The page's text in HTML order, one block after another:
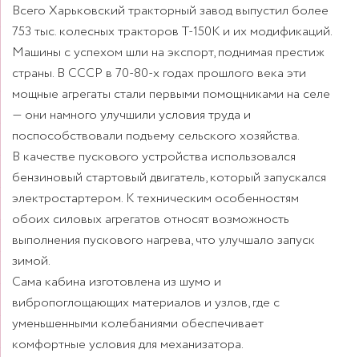
Всего Харьковский тракторный завод выпустил более
753 тыс. колесных тракторов Т-150К и их модификаций.
Машины с успехом шли на экспорт, поднимая престиж
страны. В СССР в 70-80-х годах прошлого века эти
мощные агрегаты стали первыми помощниками на селе
— они намного улучшили условия труда и
поспособствовали подъему сельского хозяйства.
В качестве пускового устройства использовался
бензиновый стартовый двигатель, который запускался
электростартером. К техническим особенностям
обоих силовых агрегатов относят возможность
выполнения пускового нагрева, что улучшало запуск
зимой.
Сама кабина изготовлена из шумо и
вибропоглощающих материалов и узлов, где с
уменьшенными колебаниями обеспечивает
комфортные условия для механизатора.